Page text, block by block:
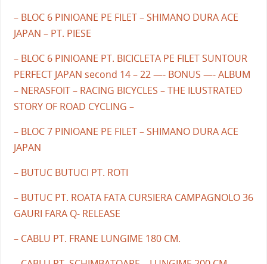
– BLOC 6 PINIOANE PE FILET – SHIMANO DURA ACE
JAPAN – PT. PIESE
– BLOC 6 PINIOANE PT. BICICLETA PE FILET SUNTOUR
PERFECT JAPAN second 14 – 22 —- BONUS —- ALBUM
– NERASFOIT – RACING BICYCLES – THE ILUSTRATED
STORY OF ROAD CYCLING –
– BLOC 7 PINIOANE PE FILET – SHIMANO DURA ACE
JAPAN
– BUTUC BUTUCI PT. ROTI
– BUTUC PT. ROATA FATA CURSIERA CAMPAGNOLO 36
GAURI FARA Q- RELEASE
– CABLU PT. FRANE LUNGIME 180 CM.